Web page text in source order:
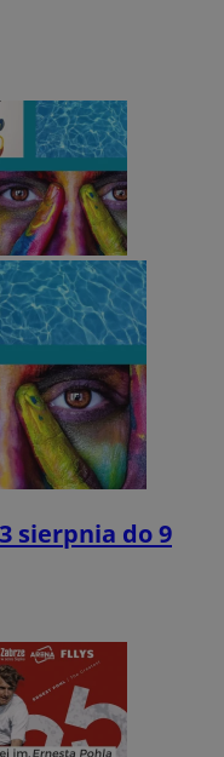
sierpnia do 9